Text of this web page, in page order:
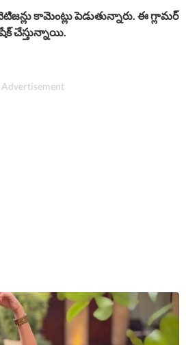
కామెంట్లు పెడుతున్నారు. ఈ గ్లామర్
షేక్ చేస్తున్నాయి.